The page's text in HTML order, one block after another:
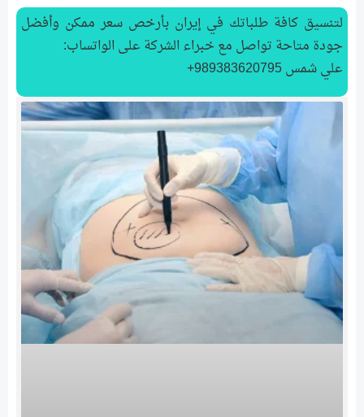
لتنسیق كافة طلباتك في إيران بأرخص سعر ممكن وأفضل
جودة متاحة تواصل مع خبراء الشركة على الواتساب:
علي شمس 989383620795+